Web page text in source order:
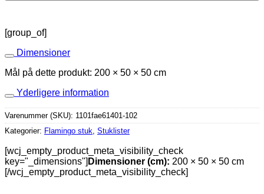
[group_of]
Dimensioner
Mål på dette produkt: 200 × 50 × 50 cm
Yderligere information
Varenummer (SKU): 1101fae61401-102
Kategorier: Flamingo stuk, Stuklister
[wcj_empty_product_meta_visibility_check
key="_dimensions"] Dimensioner (cm): 200 × 50 × 50 cm
[/wcj_empty_product_meta_visibility_check]